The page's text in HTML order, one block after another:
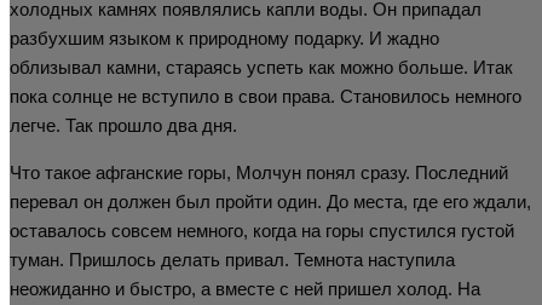
холодных камнях появлялись капли воды. Он припадал
разбухшим языком к природному подарку. И жадно
облизывал камни, стараясь успеть как можно больше. Итак
пока солнце не вступило в свои права. Становилось немного
легче. Так прошло два дня.
Что такое афганские горы, Молчун понял сразу. Последний
перевал он должен был пройти один. До места, где его ждали,
оставалось совсем немного, когда на горы спустился густой
туман. Пришлось делать привал. Темнота наступила
неожиданно и быстро, а вместе с ней пришел холод. На